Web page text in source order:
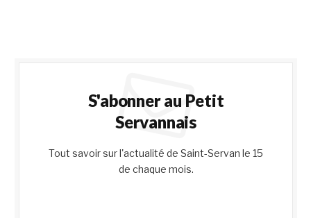
S'abonner au Petit
Servannais
Tout savoir sur l'actualité de Saint-Servan le 15
de chaque mois.